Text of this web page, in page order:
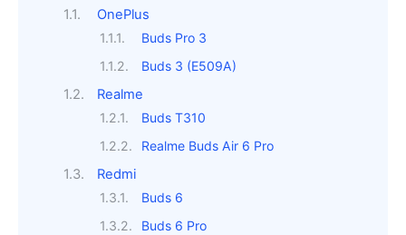
OnePlus
Buds Pro 3
Buds 3 (E509A)
Realme
Buds T310
Realme Buds Air 6 Pro
Redmi
Buds 6
Buds 6 Pro